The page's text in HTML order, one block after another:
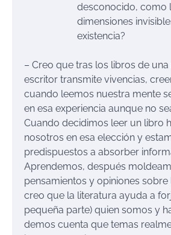
desconocido, como
dimensiones
existencia?
– Creo que tras los libros de
escritor transmite vivencias,
cuando leemos nuestra mente
en esa experiencia aunque no
Cuando decidimos leer un libro
nosotros en esa elección y
predispuestos a absorber
Aprendemos, después
pensamientos y opiniones
creo que la literatura ayuda a
pequeña parte) quien somos y
demos cuenta que temas